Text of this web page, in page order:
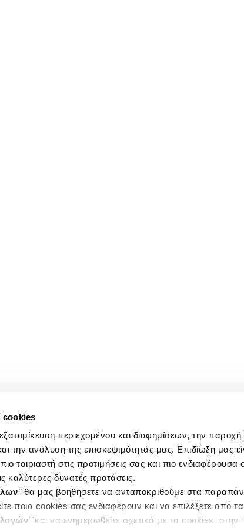
cookies
περιεχομένου και διαφημίσεων, την παροχή
την ανάλυση της επισκεψιμότητάς μας. Επιδίωξη μας
ταιριαστή στις προτιμήσεις σας και πιο ενδιαφέρουσα
καλύτερες δυνατές προτάσεις.
’’ θα μας βοηθήσετε να ανταποκριθούμε στα
ποια cookies σας ενδιαφέρουν και να επιλέξετε από τα
΄΄και να ενημερωθείτε σχετικά με τα cookies στην